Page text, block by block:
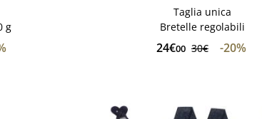
g
Taglia unica
Bretelle regolabili
24€00 30€ -20%